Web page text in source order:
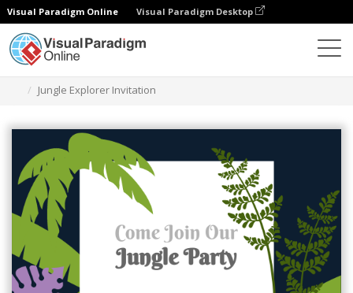
Visual Paradigm Online Visual Paradigm Desktop
Jungle Explorer Invitation